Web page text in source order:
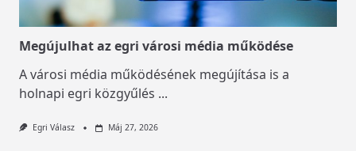
Megújulhat az egri városi média működése
A városi média működésének megújítása is a
holnapi egri közgyűlés ...
Egri Válasz Máj 27, 2026